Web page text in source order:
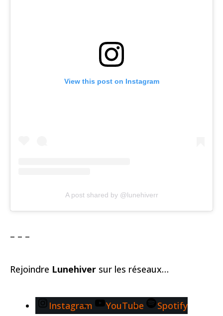
View this post on Instagram
A post shared by @lunehiverr
– – –
Rejoindre Lunehiver sur les réseaux…
Instagram YouTube Spotify